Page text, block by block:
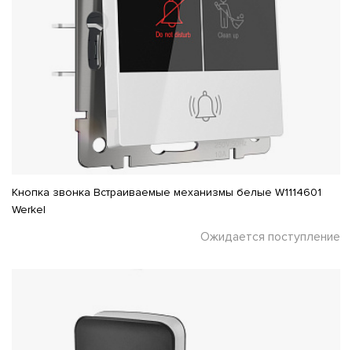
Кнопка звонка Встраиваемые механизмы белые W1114601
Werkel
Ожидается поступление